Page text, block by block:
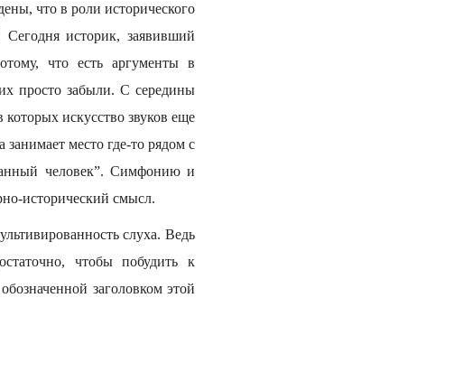
что в роли исторического
Сегодня историк, заявивший
что есть аргументы в
просто забыли. С середины
искусство звуков еще
место где-то рядом с
человек”. Симфонию и
исторический смысл.
слуха. Ведь
чтобы побудить к
заголовком этой